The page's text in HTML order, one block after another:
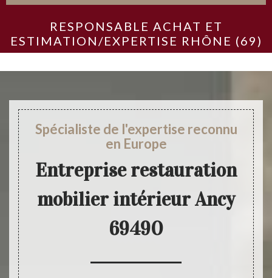
RESPONSABLE ACHAT ET
ESTIMATION/EXPERTISE RHÔNE (69)
Spécialiste de l'expertise reconnu
en Europe
Entreprise restauration
mobilier intérieur Ancy
69490